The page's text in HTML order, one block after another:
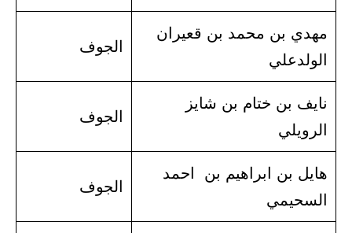
مهدي بن محمد بن قعيران
الولدعلي
الجوف
نايف بن ختام بن شايز
الرويلي
الجوف
هايل بن ابراهيم بن احمد
السحيمي
الجوف